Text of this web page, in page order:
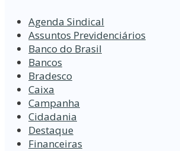
Agenda Sindical
Assuntos Previdenciários
Banco do Brasil
Bancos
Bradesco
Caixa
Campanha
Cidadania
Destaque
Financeiras